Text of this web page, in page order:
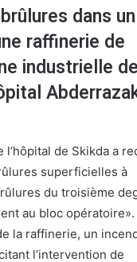
dans un
raffinerie de
industrielle de
l’hôpital de Skikda a
superficielles à
du troisième
au bloc opératoire».
la raffinerie, un
l’intervention de